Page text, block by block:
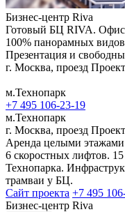
Бизнес-центр Riva
Готовый БЦ RIVA.
100% панорамных
Презентация и
г. Москва, проезд
м.Технопарк
+7 495 106-23-19
м.Технопарк
г. Москва, проезд
Аренда целыми
6 скоростных лифтов.
Технопарка.
трамваи у БЦ.
Сайт проекта +7 495
Бизнес-центр Riva